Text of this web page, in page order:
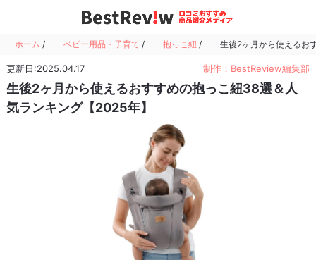
ホーム / ベビー用品・子育て / 抱っこ紐 / 生後2ヶ月から使えるお
更新日:2025.04.17 制作：BestReview編集部
生後2ヶ月から使えるおすすめの抱っこ紐38選＆人
気ランキング【2025年】